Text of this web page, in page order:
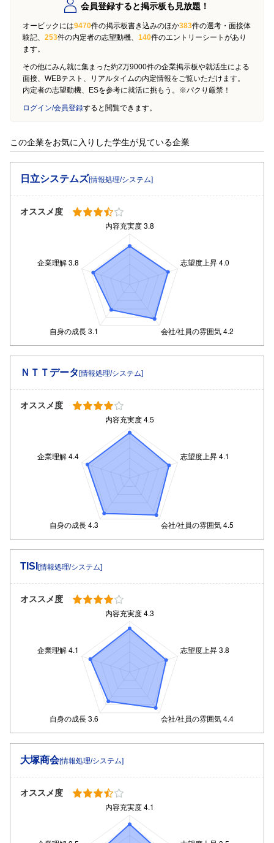
会員登録すると掲示板も見放題！
オービックには9470件の掲示板書き込みのほか383件の選考・面接体
験記、 253件の内定者の志望動機、 140件のエントリーシートがあり
ます。
その他にみん就に集まった約2万9000件の企業掲示板や就活生による
面接、WEBテスト、リアルタイムの内定情報をご覧いただけます。
内定者の志望動機、ESを参考に就活に挑もう。※パクり厳禁！
ログイン/会員登録すると閲覧できます。
この企業をお気に入りした学生が見ている企業
日立システムズ[情報処理/システム]
オススメ度
ＮＴＴデータ[情報処理/システム]
オススメ度
TISI [情報処理/システム]
オススメ度
大塚商会[情報処理/システム]
オススメ度